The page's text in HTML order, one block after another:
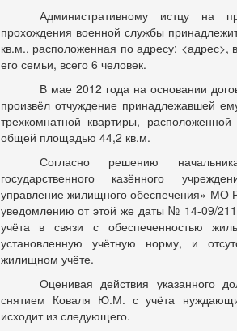
Административному истцу на
прохождения военной службы
кв.м., расположенная по адресу: <адрес>,
его семьи, всего 6 человек.
В мае 2012 года на основании
произвёл отчуждение принадлежавшей
трехкомнатной квартиры,
общей площадью 44,2 кв.м.
Согласно решению
государственного казённого
управление жилищного обеспечения»
уведомлению от этой же даты № 14-09/
учёта в связи с обеспеченностью
установленную учётную норму, и
жилищном учёте.
Оценивая действия указанного
снятием Коваля Ю.М. с учёта
исходит из следующего.